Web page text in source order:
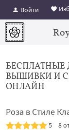
Войти
ВЫШИВКИ И
ОНЛАЙН
Роза в Стиле
5 8